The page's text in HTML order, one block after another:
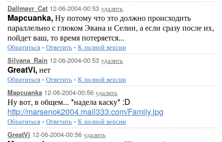
Dallmayr_Cat 12-06-2004-00:53 удалить
Mapcuanka,Ну потому что это должно происходить
параллельно с глюком Эвана и Селин, а если сразу после их,
пойдет ваш, то время потеряется...
Обратиться - Ответить - К полной версии
Silvana_Rain 12-06-2004-00:53 удалить
GreatVi,нет
Обратиться - Ответить - К полной версии
Mapcuanka 12-06-2004-00:56 удалить
Ну вот, в общем... *надела каску* :D
http://marsenok2004.mail333.com/Family.jpg
Обратиться - Ответить - К полной версии
GreatVi 12-06-2004-00:56 удалить